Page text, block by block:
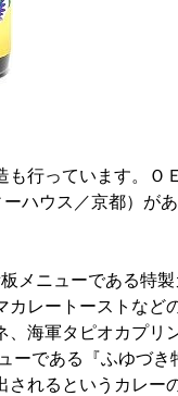
も行っています。Ｏ
ーハウス／京都）が
メニューである特
カレートーストなど
、海軍タピオカプリ
ーである『ふゆづ
されるというカレー